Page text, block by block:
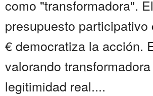
como "transformadora". El
presupuesto participativo
€ democratiza la acción.
valorando
legitimidad real....